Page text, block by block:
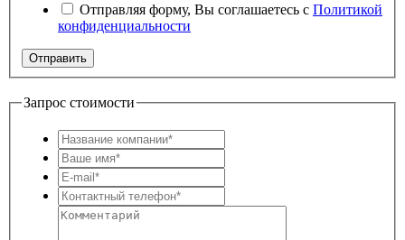
Отправляя форму, Вы соглашаетесь с Политикой
конфиденциальности
Запрос стоимости